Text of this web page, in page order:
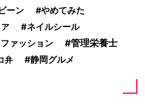
ーン やめてみた
ネイルシール
ァッション 管理栄養士
弁 静岡グルメ